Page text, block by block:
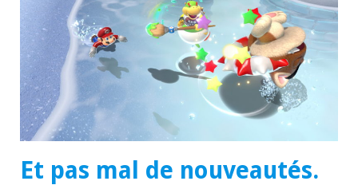
Et pas mal de nouveautés.